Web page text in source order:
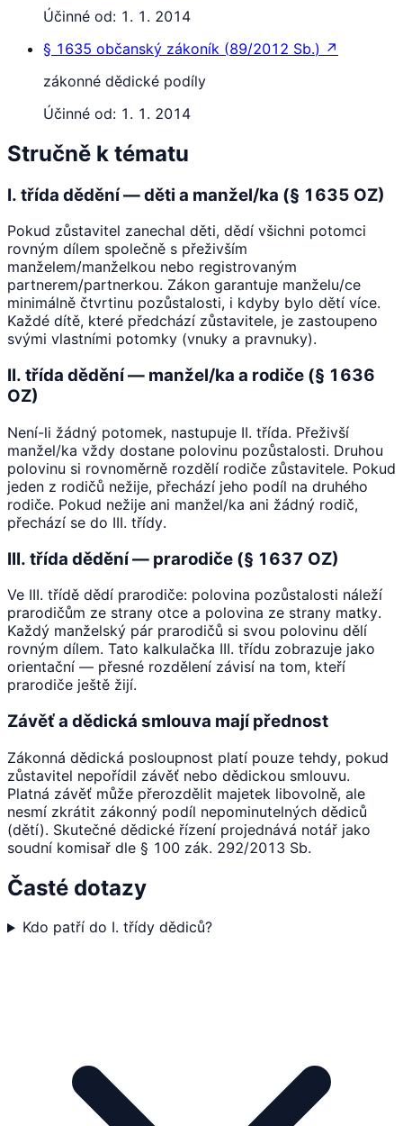
Účinné od: 1. 1. 2014
§ 1635 občanský zákoník (89/2012 Sb.) ↗
zákonné dědické podíly
Účinné od: 1. 1. 2014
Stručně k tématu
I. třída dědění — děti a manžel/ka (§ 1635 OZ)
Pokud zůstavitel zanechal děti, dědí všichni potomci
rovným dílem společně s přeživším
manželem/manželkou nebo registrovaným
partnerem/partnerkou. Zákon garantuje manželu/ce
minimálně čtvrtinu pozůstalosti, i kdyby bylo dětí více.
Každé dítě, které předchází zůstavitele, je zastoupeno
svými vlastními potomky (vnuky a pravnuky).
II. třída dědění — manžel/ka a rodiče (§ 1636
OZ)
Není-li žádný potomek, nastupuje II. třída. Přeživší
manžel/ka vždy dostane polovinu pozůstalosti. Druhou
polovinu si rovnoměrně rozdělí rodiče zůstavitele. Pokud
jeden z rodičů nežije, přechází jeho podíl na druhého
rodiče. Pokud nežije ani manžel/ka ani žádný rodič,
přechází se do III. třídy.
III. třída dědění — prarodiče (§ 1637 OZ)
Ve III. třídě dědí prarodiče: polovina pozůstalosti náleží
prarodičům ze strany otce a polovina ze strany matky.
Každý manželský pár prarodičů si svou polovinu dělí
rovným dílem. Tato kalkulačka III. třídu zobrazuje jako
orientační — přesné rozdělení závisí na tom, kteří
prarodiče ještě žijí.
Závěť a dědická smlouva mají přednost
Zákonná dědická posloupnost platí pouze tehdy, pokud
zůstavitel nepořídil závěť nebo dědickou smlouvu.
Platná závěť může přerozdělit majetek libovolně, ale
nesmí zkrátit zákonný podíl nepominutelných dědiců
(dětí). Skutečné dědické řízení projednává notář jako
soudní komisař dle § 100 zák. 292/2013 Sb.
Časté dotazy
Kdo patří do I. třídy dědiců?